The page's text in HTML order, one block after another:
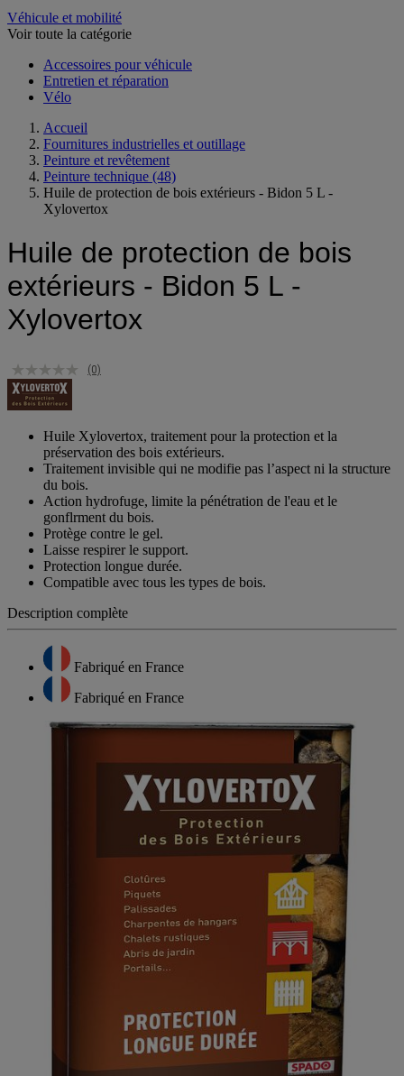
Véhicule et mobilité
Voir toute la catégorie
Accessoires pour véhicule
Entretien et réparation
Vélo
Accueil
Fournitures industrielles et outillage
Peinture et revêtement
Peinture technique (48)
Huile de protection de bois extérieurs - Bidon 5 L -
Xylovertox
Huile de protection de bois
extérieurs - Bidon 5 L -
Xylovertox
(0)
Huile Xylovertox, traitement pour la protection et la
préservation des bois extérieurs.
Traitement invisible qui ne modifie pas l’aspect ni la structure
du bois.
Action hydrofuge, limite la pénétration de l'eau et le
gonflrment du bois.
Protège contre le gel.
Laisse respirer le support.
Protection longue durée.
Compatible avec tous les types de bois.
Description complète
Fabriqué en France
Fabriqué en France